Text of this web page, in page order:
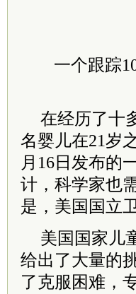
一个跟踪
在经历了十
名婴儿在21岁
月16日发布的
计，科学家也
是，美国国立
美国国家儿
给出了大量的
了克服困难，